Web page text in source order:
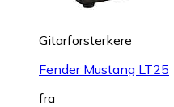
Gitarforsterkere
Fender Mustang LT25
fra